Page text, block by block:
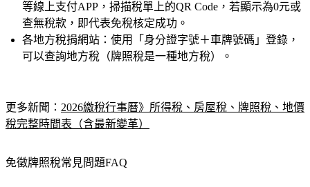
等線上支付APP，掃描稅單上的QR Code，若顯示為0元或
查無稅款，即代表免稅核定成功。
各地方稅捐網站： 使用「身分證字號＋車牌號碼」登錄，
可以查詢地方稅（牌照稅是一種地方稅）。
更多新聞： 2026繳稅行事曆》所得稅、房屋稅、牌照稅、地價
稅完整時間表（含最新變革）
免徵牌照稅常見問題FAQ